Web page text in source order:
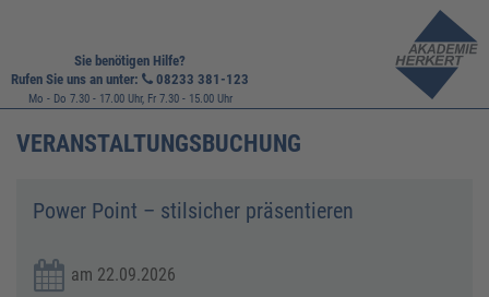
Sie benötigen Hilfe?
Rufen Sie uns an unter:
08233 381-123
Mo - Do 7.30 - 17.00 Uhr, Fr 7.30 - 15.00 Uhr
VERANSTALTUNGSBUCHUNG
Power Point – stilsicher präsentieren
am 22.09.2026